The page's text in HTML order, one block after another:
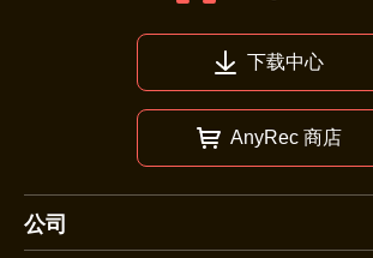
下载中心
AnyRec 商店
公司